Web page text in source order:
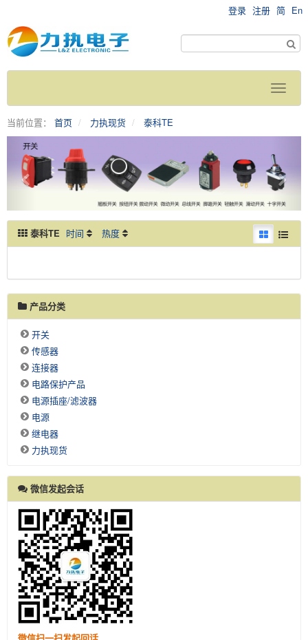
登录 注册 简 En
当前位置： 首页 力执现货 泰科TE
泰科TE 时间 热度
产品分类
开关
传感器
连接器
电路保护产品
电源插座/滤波器
电源
继电器
力执现货
微信发起会话